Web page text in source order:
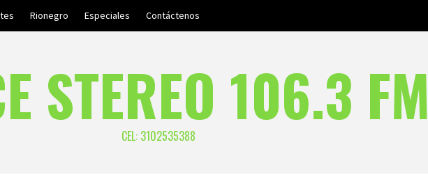
Rionegro Especiales Contáctenos
STEREO 106.3 FM
CEL: 3102535388